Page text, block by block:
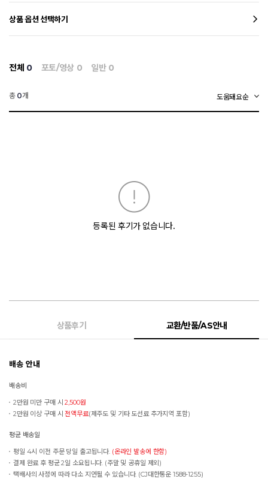
상품 옵션 선택하기
전체 0 포토/영상 0 일반 0
총 0개
등록된 후기가 없습니다.
상품후기 교환/반품/AS안내
배송 안내
배송비
2만원 미만 구매 시2,500원
2만원 이상 구매 시전액무료(제주도 및 기타 도선료 추가지역 포함)
평균 배송일
평일 4시 이전 주문 당일 출고됩니다. (온라인 발송에 한함)
결제 완료 후 평균 2일 소요됩니다. (주말 및 공휴일 제외)
택배사의 사정에 따라 다소 지연될 수 있습니다. (CJ대한통운 1588-1255)